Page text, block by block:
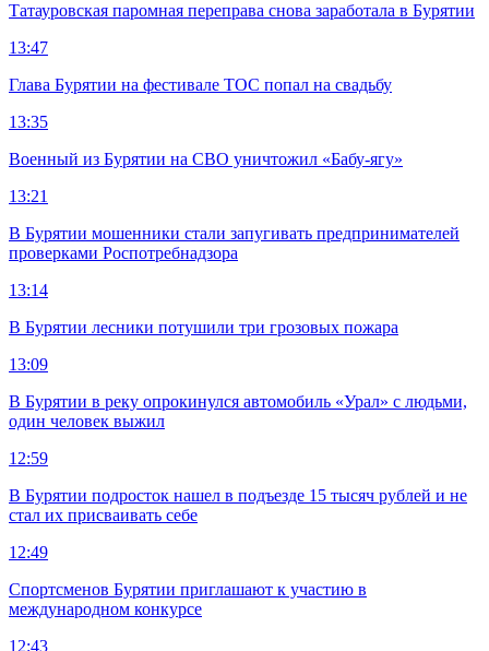
Татауровская паромная переправа снова заработала в Бурятии
13:47
Глава Бурятии на фестивале ТОС попал на свадьбу
13:35
Военный из Бурятии на СВО уничтожил «Бабу-ягу»
13:21
В Бурятии мошенники стали запугивать предпринимателей
проверками Роспотребнадзора
13:14
В Бурятии лесники потушили три грозовых пожара
13:09
В Бурятии в реку опрокинулся автомобиль «Урал» с людьми,
один человек выжил
12:59
В Бурятии подросток нашел в подъезде 15 тысяч рублей и не
стал их присваивать себе
12:49
Спортсменов Бурятии приглашают к участию в
международном конкурсе
12:43